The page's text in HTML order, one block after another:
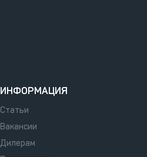
ИНФОРМАЦИЯ
Статьи
Вакансии
Дилерам